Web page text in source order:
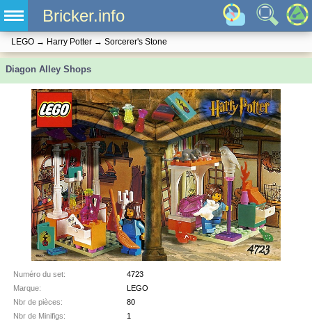
Bricker.info
LEGO → Harry Potter → Sorcerer's Stone
Diagon Alley Shops
Numéro du set:
4723
Marque:
LEGO
Nbr de pièces:
80
Nbr de Minifigs:
1